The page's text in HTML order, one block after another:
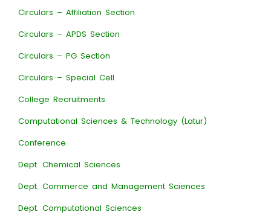
Circulars – Affiliation Section
Circulars – APDS Section
Circulars – PG Section
Circulars – Special Cell
College Recruitments
Computational Sciences & Technology (Latur)
Conference
Dept. Chemical Sciences
Dept. Commerce and Management Sciences
Dept. Computational Sciences